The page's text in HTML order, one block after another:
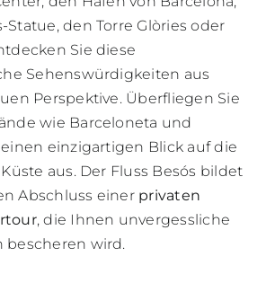
den Torre Glòries oder
Sie diese
Sehenswürdigkeiten aus
Perspektive. Überfliegen Sie
wie Barceloneta und
einzigartigen Blick auf die
aus. Der Fluss Besós bildet
Abschluss einer privaten
, die Ihnen unvergessliche
bescheren wird.